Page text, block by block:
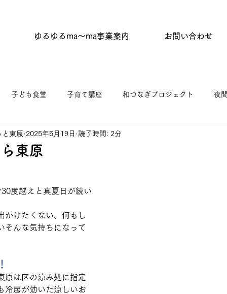
ゆるゆるma〜ma事業案内 お問い合わせ
子ども食堂 子育て講座 和つなぎプロジェクト 夜
イム はらっぱひろば 杉並わっか塾
ら東原
と東原 2025年6月19日 読了時間: 2分
度越えと真夏日が続い
かけたくない、何もし
そんな気持ちになって
原は区の涼み処に指定
冷房が効いた涼しいお